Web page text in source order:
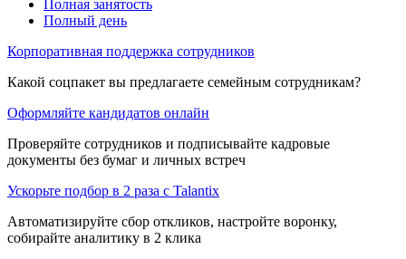
Полная занятость
Полный день
Корпоративная поддержка сотрудников
Какой соцпакет вы предлагаете семейным сотрудникам?
Оформляйте кандидатов онлайн
Проверяйте сотрудников и подписывайте кадровые
документы без бумаг и личных встреч
Ускорьте подбор в 2 раза с Talantix
Автоматизируйте сбор откликов, настройте воронку,
собирайте аналитику в 2 клика